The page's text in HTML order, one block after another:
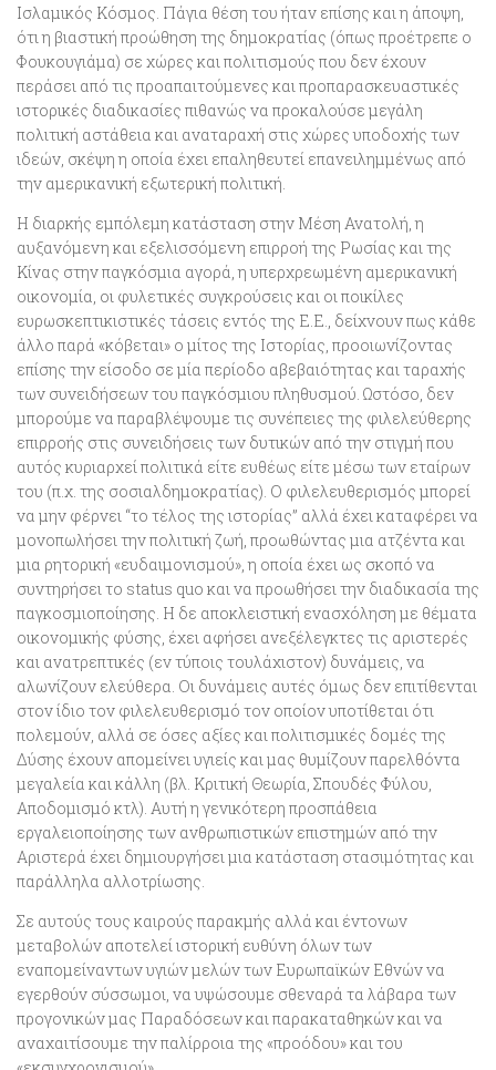
Ισλαμικός Κόσμος. Πάγια θέση του ήταν επίσης και η άποψη,
ότι η βιαστική προώθηση της δημοκρατίας (όπως προέτρεπε ο
Φουκουγιάμα) σε χώρες και πολιτισμούς που δεν έχουν
περάσει από τις προαπαιτούμενες και προπαρασκευαστικές
ιστορικές διαδικασίες πιθανώς να προκαλούσε μεγάλη
πολιτική αστάθεια και αναταραχή στις χώρες υποδοχής των
ιδεών, σκέψη η οποία έχει επαληθευτεί επανειλημμένως από
την αμερικανική εξωτερική πολιτική.
Η διαρκής εμπόλεμη κατάσταση στην Μέση Ανατολή, η
αυξανόμενη και εξελισσόμενη επιρροή της Ρωσίας και της
Κίνας στην παγκόσμια αγορά, η υπερχρεωμένη αμερικανική
οικονομία, οι φυλετικές συγκρούσεις και οι ποικίλες
ευρωσκεπτικιστικές τάσεις εντός της Ε.Ε., δείχνουν πως κάθε
άλλο παρά «κόβεται» ο μίτος της Ιστορίας , προοιωνίζοντας
επίσης την είσοδο σε μία περίοδο αβεβαιότητας και ταραχής
των συνειδήσεων του παγκόσμιου πληθυσμού . Ωστόσο, δεν
μπορούμε να παραβλέψουμε τις συνέπειες της φιλελεύθερης
επιρροής στις συνειδήσεις των δυτικών από την στιγμή που
αυτός κυριαρχεί πολιτικά είτε ευθέως είτε μέσω των εταίρων
του (π.χ. της σοσιαλδημοκρατίας). Ο φιλελευθερισμός μπορεί
να μην φέρνει “το τέλος της ιστορίας” αλλά έχει καταφέρει να
μονοπωλήσει την πολιτική ζωή, προωθώντας μια ατζέντα και
μια ρητορική «ευδαιμονισμού», η οποία έχει ως σκοπό να
συντηρήσει το status quo και να προωθήσει την διαδικασία της
παγκοσμιοποίησης . Η δε αποκλειστική ενασχόληση με θέματα
οικονομικής φύσης, έχει αφήσει ανεξέλεγκτες τις αριστερές
και ανατρεπτικές (εν τύποις τουλάχιστον) δυνάμεις, να
αλωνίζουν ελεύθερα. Οι δυνάμεις αυτές όμως δεν επιτίθενται
στον ίδιο τον φιλελευθερισμό τον οποίον υποτίθεται ότι
πολεμούν, αλλά σε όσες αξίες και πολιτισμικές δομές της
Δύσης έχουν απομείνει υγιείς και μας θυμίζουν παρελθόντα
μεγαλεία και κάλλη (βλ. Κριτική Θεωρία, Σπουδές Φύλου,
Αποδομισμό κτλ). Αυτή η γενικότερη προσπάθεια
εργαλειοποίησης των ανθρωπιστικών επιστημών από την
Αριστερά έχει δημιουργήσει μια κατάσταση στασιμότητας και
παράλληλα αλλοτρίωσης.
Σε αυτούς τους καιρούς παρακμής αλλά και έντονων
μεταβολών αποτελεί ιστορική ευθύνη όλων των
εναπομείναντων υγιών μελών των Ευρωπαϊκών Εθνών να
εγερθούν σύσσωμοι, να υψώσουμε σθεναρά τα λάβαρα των
προγονικών μας Παραδόσεων και παρακαταθηκών και να
αναχαιτίσουμε την παλίρροια της «προόδου» και του